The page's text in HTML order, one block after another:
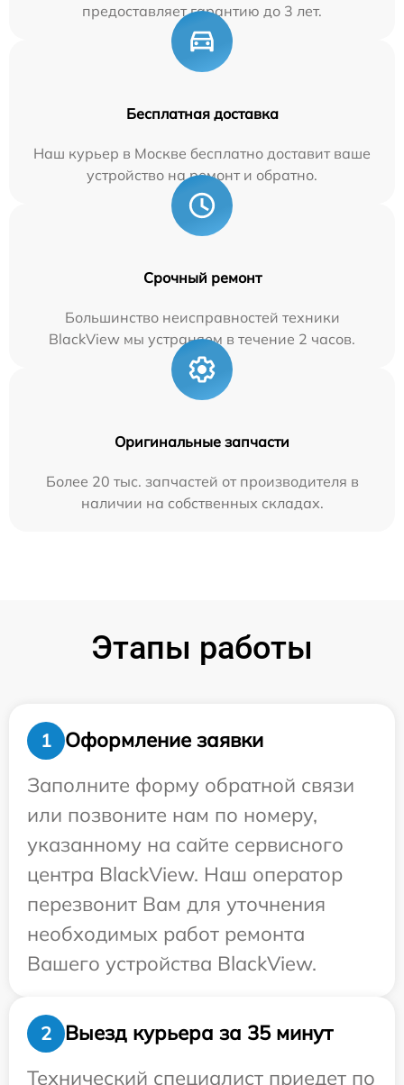
предоставляет гарантию до 3 лет.
Бесплатная доставка
Наш курьер в Москве бесплатно доставит ваше
устройство на ремонт и обратно.
Срочный ремонт
Большинство неисправностей техники
BlackView мы устраняем в течение 2 часов.
Оригинальные запчасти
Более 20 тыс. запчастей от производителя в
наличии на собственных складах.
Этапы работы
1
Оформление заявки
Заполните форму обратной связи
или позвоните нам по номеру,
указанному на сайте сервисного
центра BlackView. Наш оператор
перезвонит Вам для уточнения
необходимых работ ремонта
Вашего устройства BlackView.
2
Выезд курьера за 35 минут
Технический специалист приедет по